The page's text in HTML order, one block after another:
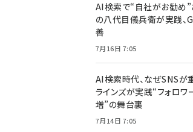
AI検索で“自社がお勧め”
の八代目儀兵衛が実践、
善
7月16日 7:05
AI検索時代、なぜSNSが
ラインズが実践“フォロワ
増”の舞台裏
7月14日 7:05